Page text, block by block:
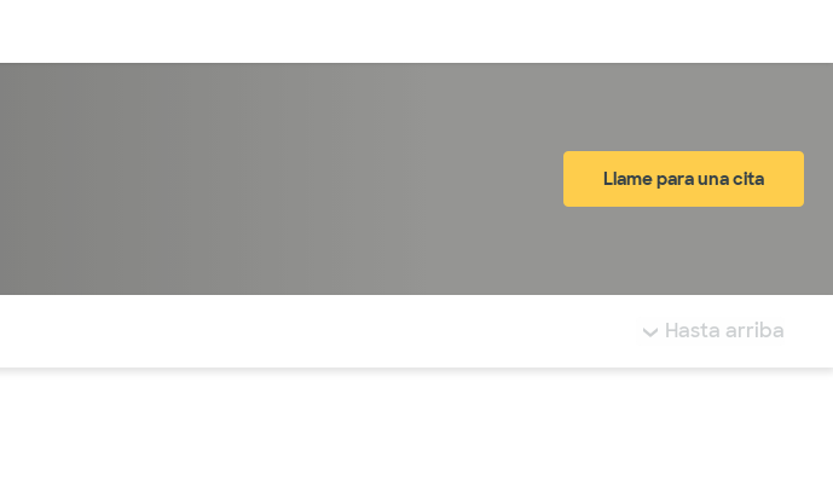
Llame para una cita
Hasta arriba